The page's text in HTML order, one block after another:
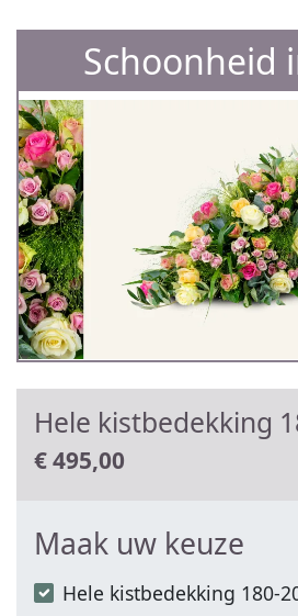
Schoonheid
Hele kistbedekking
€495,00
Maak uw keuze
Hele kistbedekking 180-